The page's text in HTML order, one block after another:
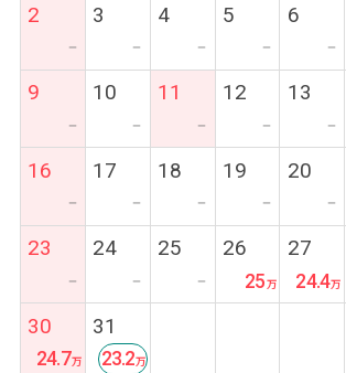
2
ー
3
ー
4
ー
5
ー
6
ー
9
ー
10
ー
11
ー
12
ー
13
ー
16
ー
17
ー
18
ー
19
ー
20
ー
23
ー
24
ー
25
ー
26
25
27
24.4
30
24.7
31
23.2